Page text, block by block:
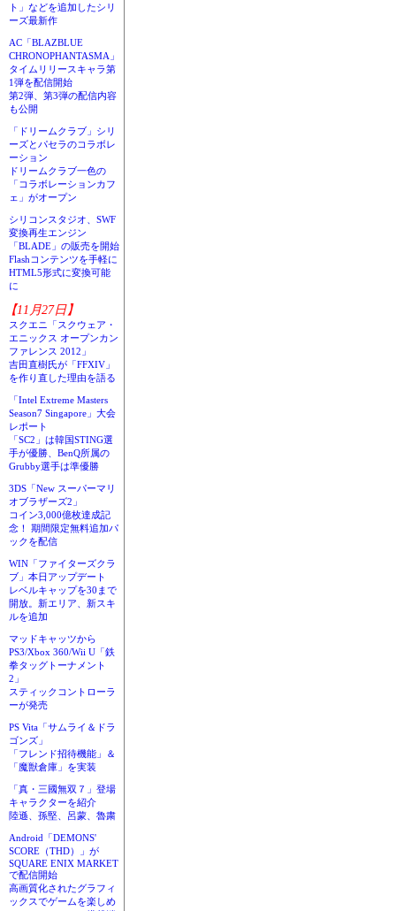
ト」などを追加したシリ
ーズ最新作
AC「BLAZBLUE
CHRONOPHANTASMA」
タイムリリースキャラ第
1弾を配信開始
第2弾、第3弾の配信内容
も公開
「ドリームクラブ」シリ
ーズとパセラのコラボレ
ーション
ドリームクラブ一色の
「コラボレーションカフ
ェ」がオープン
シリコンスタジオ、SWF
変換再生エンジン
「BLADE」の販売を開始
Flashコンテンツを手軽に
HTML5形式に変換可能
に
【11月27日】
スクエニ「スクウェア・
エニックス オープンカン
ファレンス 2012」
吉田直樹氏が「FFXIV」
を作り直した理由を語る
「Intel Extreme Masters
Season7 Singapore」大会
レポート
「SC2」は韓国STING選
手が優勝、BenQ所属の
Grubby選手は準優勝
3DS「New スーパーマリ
オブラザーズ2」
コイン3,000億枚達成記
念！ 期間限定無料追加パ
ックを配信
WIN「ファイターズクラ
ブ」本日アップデート
レベルキャップを30まで
開放。新エリア、新スキ
ルを追加
マッドキャッツから
PS3/Xbox 360/Wii U「鉄
拳タッグトーナメント
2」
スティックコントローラ
ーが発売
PS Vita「サムライ＆ドラ
ゴンズ」
「フレンド招待機能」＆
「魔獣倉庫」を実装
「真・三國無双７」登場
キャラクターを紹介
陸遜、孫堅、呂蒙、魯粛
Android「DEMONS'
SCORE（THD）」が
SQUARE ENIX MARKET
で配信開始
高画質化されたグラフィ
ックスでゲームを楽しめ